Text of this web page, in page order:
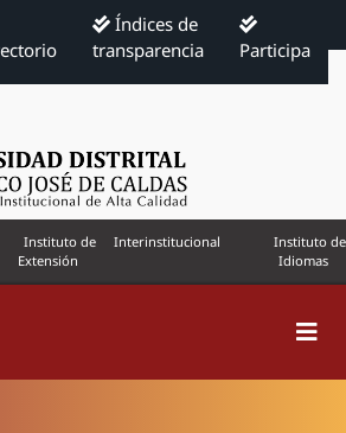
Índices de
transparencia
Participa
Instituto de
Extensión
Interinstitucional
Instituto de
Idiomas